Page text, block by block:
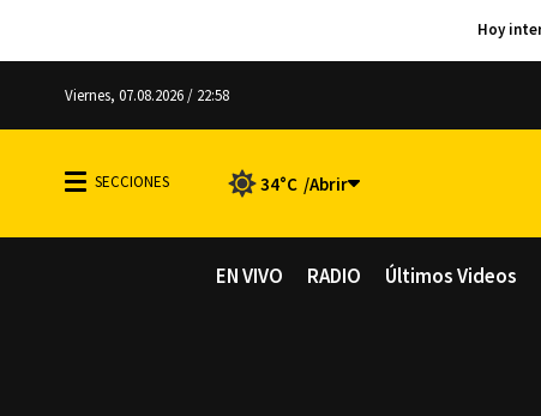
Viernes, 07.08.2026 / 22:58
34°C
EN VIVO RADIO Últimos Videos